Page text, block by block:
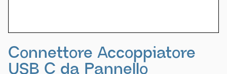
Connettore Accoppiatore
USB C da Pannello